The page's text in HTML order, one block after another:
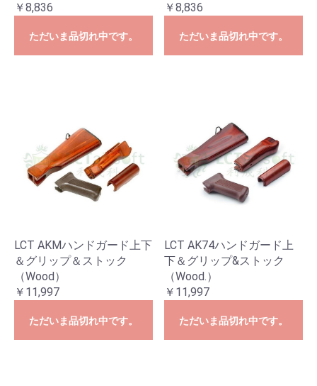
￥8,836
ただいま品切れ中です。
￥8,836
ただいま品切れ中です。
LCT AKMハンドガード上下
＆グリップ＆ストック
（Wood）
￥11,997
ただいま品切れ中です。
LCT AK74ハンドガード上
下＆グリップ&ストック
（Wood.）
￥11,997
ただいま品切れ中です。